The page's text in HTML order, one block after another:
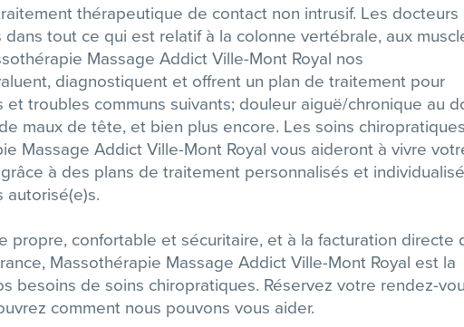
thérapeutique de contact non intrusif. Les docteurs
tout ce qui est relatif à la colonne vertébrale, aux
Massage Addict Ville-Mont Royal nos
diagnostiquent et offrent un plan de traitement pour
troubles communs suivants; douleur aiguë/chronique au
maux de tête, et bien plus encore. Les soins chiropratiques
Massage Addict Ville-Mont Royal vous aideront à vivre
à des plans de traitement personnalisés et
autorisé(e)s.
propre, confortable et sécuritaire, et à la facturation directe
Massothérapie Massage Addict Ville-Mont Royal est la
besoins de soins chiropratiques. Réservez votre rendez-
comment nous pouvons vous aider.